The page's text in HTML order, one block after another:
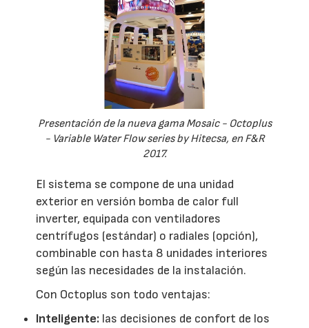
Presentación de la nueva gama Mosaic - Octoplus
- Variable Water Flow series by Hitecsa, en F&R
2017.
El sistema se compone de una unidad
exterior en versión bomba de calor full
inverter, equipada con ventiladores
centrífugos (estándar) o radiales (opción),
combinable con hasta 8 unidades interiores
según las necesidades de la instalación.
Con Octoplus son todo ventajas:
Inteligente: las decisiones de confort de los